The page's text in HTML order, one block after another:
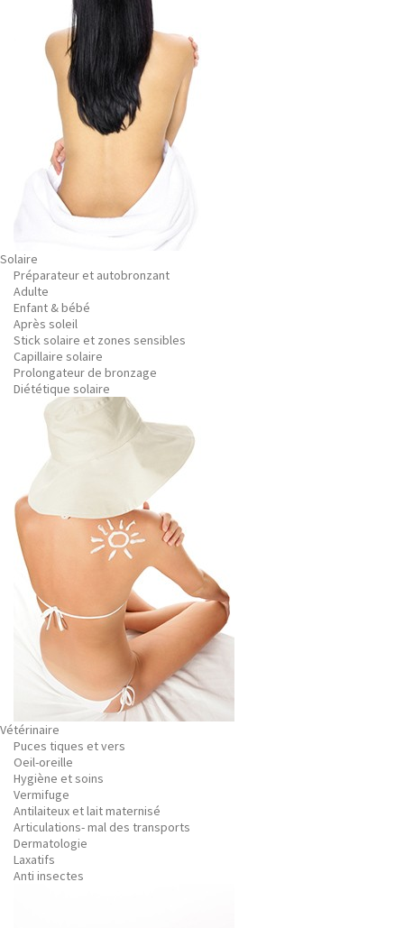
Solaire
Préparateur et autobronzant
Adulte
Enfant & bébé
Après soleil
Stick solaire et zones sensibles
Capillaire solaire
Prolongateur de bronzage
Diététique solaire
Vétérinaire
Puces tiques et vers
Oeil-oreille
Hygiène et soins
Vermifuge
Antilaiteux et lait maternisé
Articulations- mal des transports
Dermatologie
Laxatifs
Anti insectes